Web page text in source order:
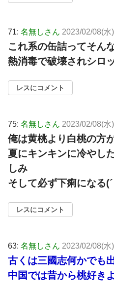
71: 名無しさん 2023/02/08(水
これ系の缶詰ってそん
熱消毒で破壊されシロ
レスにコメント
75: 名無しさん 2023/02/08(
俺は黄桃より白桃の方
夏にキンキンに冷やし
しみ
そして必ず下痢になる
レスにコメント
63: 名無しさん 2023/02/08(水
古くは三國志何かでも
中国では昔から桃好き